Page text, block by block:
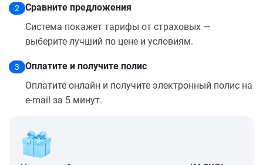
2
Сравните предложения
Система покажет тарифы от страховых —
выберите лучший по цене и условиям.
3
Оплатите и получите полис
Оплатите онлайн и получите электронный полис на
e-mail за 5 минут.